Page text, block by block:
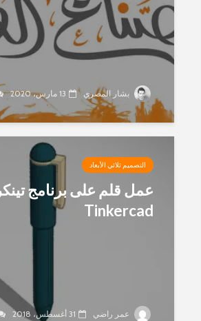
بشار المصري 13 مارس، 2020
التصميم ثلاثي الأبعاد
عمل قلم على برنامج
Tinkercad
عمر راضي 31 أغسطس، 2018